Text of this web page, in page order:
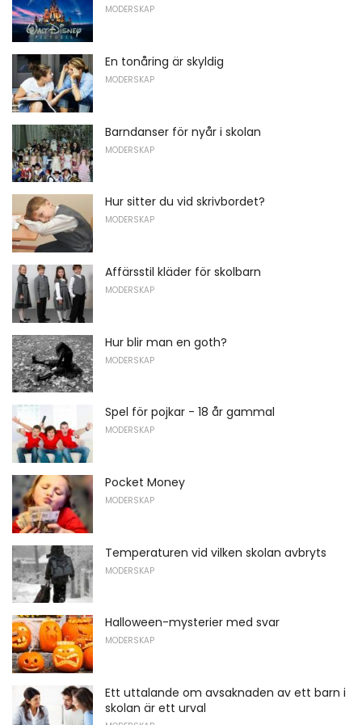
MODERSKAP
En tonåring är skyldig
MODERSKAP
Barndanser för nyår i skolan
MODERSKAP
Hur sitter du vid skrivbordet?
MODERSKAP
Affärsstil kläder för skolbarn
MODERSKAP
Hur blir man en goth?
MODERSKAP
Spel för pojkar - 18 år gammal
MODERSKAP
Pocket Money
MODERSKAP
Temperaturen vid vilken skolan avbryts
MODERSKAP
Halloween-mysterier med svar
MODERSKAP
Ett uttalande om avsaknaden av ett barn i
skolan är ett urval